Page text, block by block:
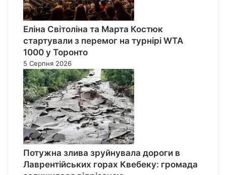
Еліна Світоліна та Марта Костюк
стартували з перемог на турнірі WTA
1000 у Торонто
5 Серпня 2026
Потужна злива зруйнувала дороги в
Лаврентійських горах Квебеку: громада